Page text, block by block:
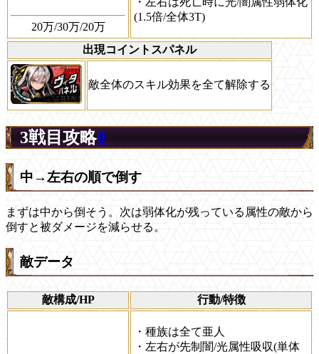
20万/30万/20万
(1.5倍/全体3T)
出現コイントスパネル
敵全体のスキル効果を全て解除する
3戦目攻略0
中→左右の順で倒す
まずは中から倒そう。次は弱体化が残っている属性の敵から
倒すと被ダメージを減らせる。
敵データ
敵構成/HP 行動/特徴
・種族は全て亜人
・左右が先制闇/光属性吸収(単体